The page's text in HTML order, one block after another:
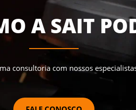
A SAIT
consultoria com nossos